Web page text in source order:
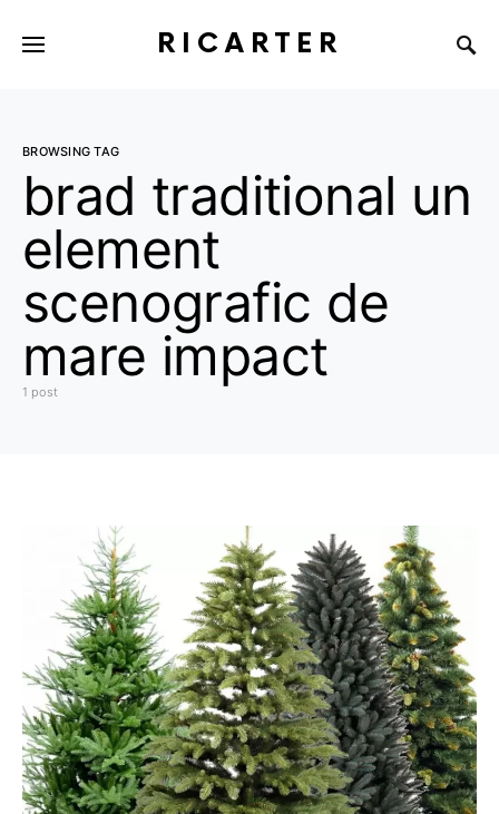
RICARTER
BROWSING TAG
brad traditional un
element
scenografic de
mare impact
1 post